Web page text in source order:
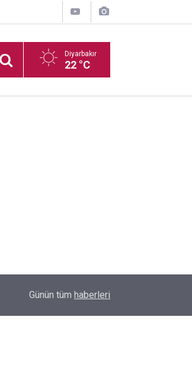
Diyarbakır
22 °C
Uyarılar fayda etmiyor; Diyarbakır’da bir genç
Günün tüm haberleri